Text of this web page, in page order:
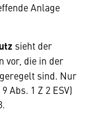
Anlage
sieht der
vor, die in der
geregelt sind. Nur
Abs. 1 Z 2 ESV)